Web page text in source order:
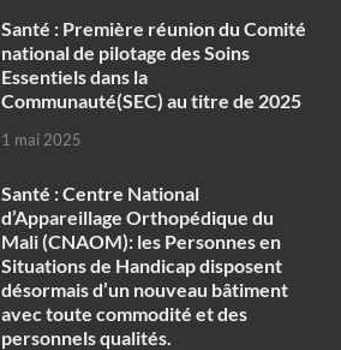
Santé : Première réunion du Comité
national de pilotage des Soins
Essentiels dans la
Communauté(SEC) au titre de 2025
1 mai 2025
Santé : Centre National
d’Appareillage Orthopédique du
Mali (CNAOM): les Personnes en
Situations de Handicap disposent
désormais d’un nouveau bâtiment
avec toute commodité et des
personnels qualités.